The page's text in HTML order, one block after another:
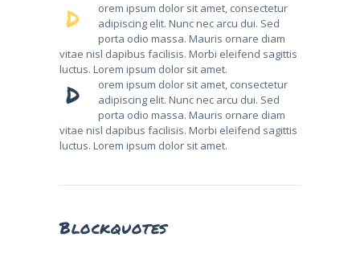
D
orem ipsum dolor sit amet, consectetur
adipiscing elit. Nunc nec arcu dui. Sed
porta odio massa. Mauris ornare diam
vitae nisl dapibus facilisis. Morbi eleifend sagittis
luctus. Lorem ipsum dolor sit amet.
D
orem ipsum dolor sit amet, consectetur
adipiscing elit. Nunc nec arcu dui. Sed
porta odio massa. Mauris ornare diam
vitae nisl dapibus facilisis. Morbi eleifend sagittis
luctus. Lorem ipsum dolor sit amet.
Blockquotes